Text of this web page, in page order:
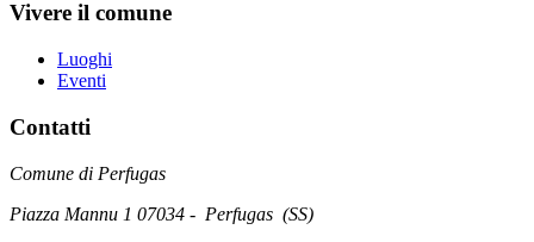
Vivere il comune
Luoghi
Eventi
Contatti
Comune di Perfugas
Piazza Mannu 1 07034 - Perfugas (SS)